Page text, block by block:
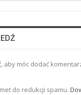
, aby móc dodać
do redukcji spamu.